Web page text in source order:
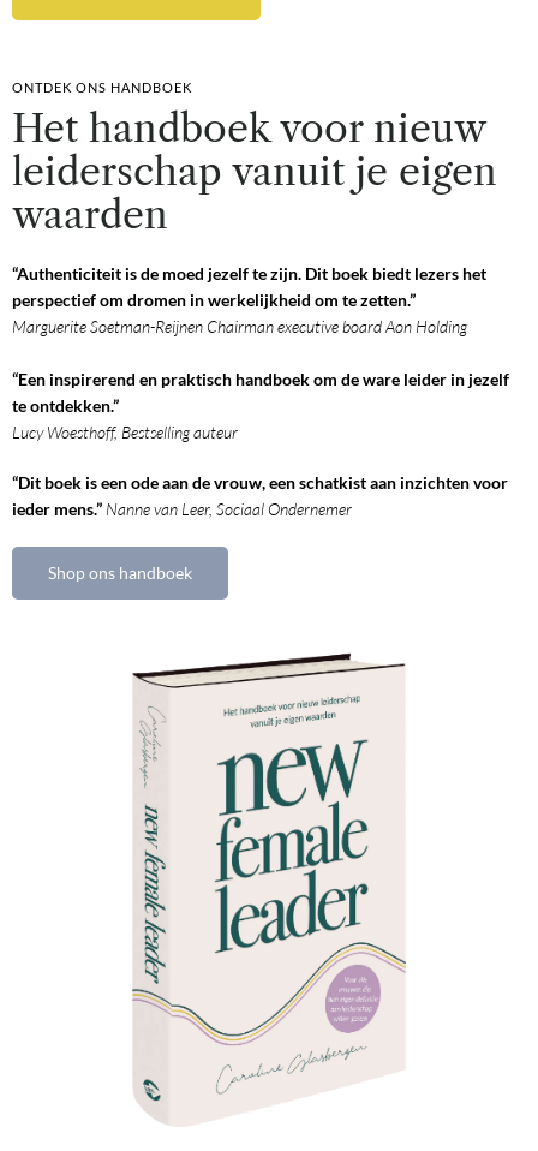
ONTDEK ONS HANDBOEK
Het handboek voor nieuw
leiderschap vanuit je eigen
waarden
“Authenticiteit is de moed jezelf te zijn. Dit boek biedt lezers het
perspectief om dromen in werkelijkheid om te zetten.”
Marguerite Soetman-Reijnen Chairman executive board Aon Holding
“Een inspirerend en praktisch handboek om de ware leider in jezelf
te ontdekken.”
Lucy Woesthoff, Bestselling auteur
“Dit boek is een ode aan de vrouw, een schatkist aan inzichten voor
ieder mens.” Nanne van Leer, Sociaal Ondernemer
Shop ons handboek